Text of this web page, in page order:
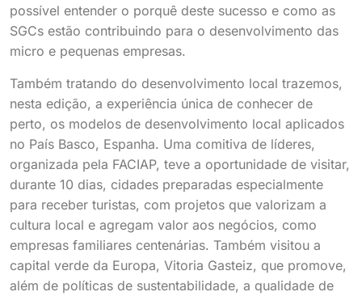
possível entender o porquê deste sucesso e como as
SGCs estão contribuindo para o desenvolvimento das
micro e pequenas empresas.
Também tratando do desenvolvimento local trazemos,
nesta edição, a experiência única de conhecer de
perto, os modelos de desenvolvimento local aplicados
no País Basco, Espanha. Uma comitiva de líderes,
organizada pela FACIAP, teve a oportunidade de visitar,
durante 10 dias, cidades preparadas especialmente
para receber turistas, com projetos que valorizam a
cultura local e agregam valor aos negócios, como
empresas familiares centenárias. Também visitou a
capital verde da Europa, Vitoria Gasteiz, que promove,
além de políticas de sustentabilidade, a qualidade de